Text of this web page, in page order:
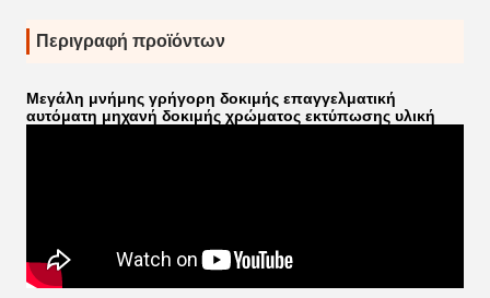
Περιγραφή προϊόντων
Μεγάλη μνήμης γρήγορη δοκιμής επαγγελματική
αυτόματη μηχανή δοκιμής χρώματος εκτύπωσης υλική